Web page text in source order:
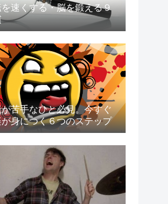
速くする・脳を鍛える９
苦手なひと必見。今すぐ
身につく６つのステップ